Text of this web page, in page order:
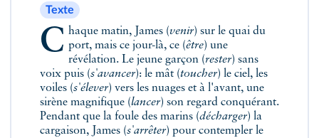
Texte
Chaque matin, James (venir) sur le quai du
port, mais ce jour-là, ce (être) une
révélation. Le jeune garçon (rester) sans
voix puis (s'avancer): le mât (toucher) le ciel, les
voiles (s'élever) vers les nuages et à l'avant, une
sirène magnifique (lancer) son regard conquérant.
Pendant que la foule des marins (décharger) la
cargaison, James (s'arrêter) pour contempler le